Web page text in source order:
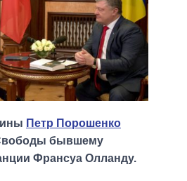
Петр Порошенко
бывшему
Франсуа Олланду.